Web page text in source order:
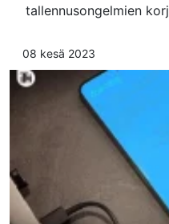
tallennusongelmien
08 kesä 2023